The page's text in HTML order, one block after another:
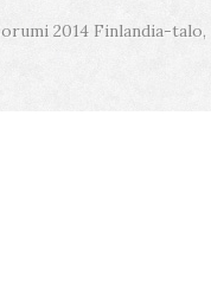
2014 Finlandia-talo,